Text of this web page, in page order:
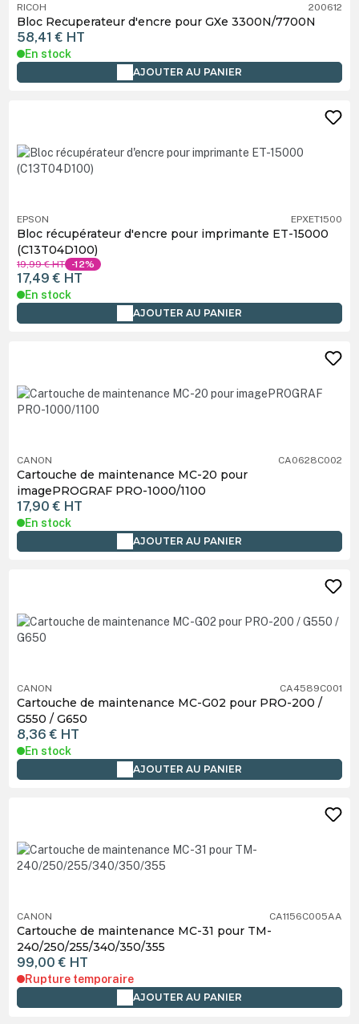
RICOH 200612
Bloc Recuperateur d'encre pour GXe 3300N/7700N
58,41 € HT
En stock
AJOUTER AU PANIER
EPSON EPXET1500
Bloc récupérateur d'encre pour imprimante ET-15000
(C13T04D100)
19,99 €HT -12%
17,49 € HT
En stock
AJOUTER AU PANIER
CANON CA0628C002
Cartouche de maintenance MC-20 pour
imagePROGRAF PRO-1000/1100
17,90 € HT
En stock
AJOUTER AU PANIER
CANON CA4589C001
Cartouche de maintenance MC-G02 pour PRO-200 /
G550 / G650
8,36 € HT
En stock
AJOUTER AU PANIER
CANON CA1156C005AA
Cartouche de maintenance MC-31 pour TM-
240/250/255/340/350/355
99,00 € HT
Rupture temporaire
AJOUTER AU PANIER